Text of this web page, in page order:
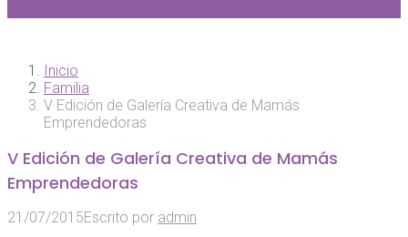
Inicio
Familia
V Edición de Galería Creativa de Mamás
Emprendedoras
V Edición de Galería Creativa de Mamás
Emprendedoras
21/07/2015Escrito por admin